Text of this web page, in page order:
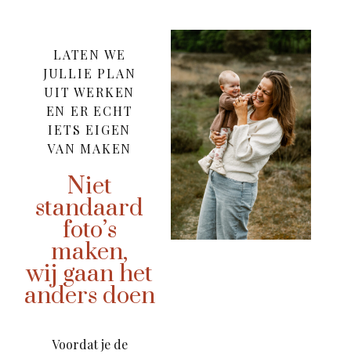
LATEN WE
JULLIE PLAN
UIT WERKEN
EN ER ECHT
IETS EIGEN
VAN MAKEN
Niet
standaard
foto’s
maken,
wij gaan het
anders doen
Voordat je de